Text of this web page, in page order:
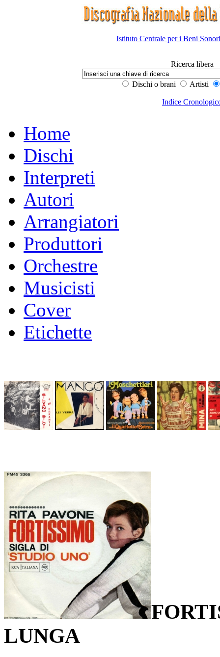
Istituto Centrale per i Beni
Ricerca libera
Dischi o brani Artisti
Indice
Home
Dischi
Interpreti
Autori
Arrangiatori
Produttori
Orchestre
Musicisti
Cover
Etichette
LUNGA